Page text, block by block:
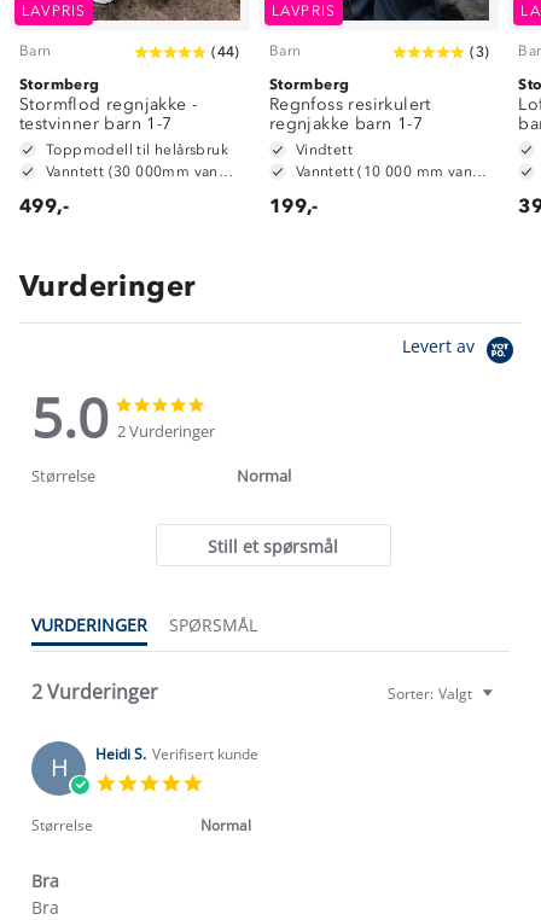
LAVPRIS
Barn (44)
Stormberg
Stormflod regnjakke -
testvinner barn 1-7
Toppmodell til helårsbruk
499,-
LAVPRIS
Barn (3)
Stormberg
Regnfoss resirkulert
regnjakke barn 1-7
Vindtett
199,-
Vurderinger
Levert av
5.0
5.0
star
rating
star
2 Vurderinger
Størrelse Normal
Still et spørsmål
VURDERINGER SPØRSMÅL
2 Vurderinger Sorter: Valgt
H Heidi S. Verifisert kunde
rating
Størrelse Normal
Bra
Review
review
Bra